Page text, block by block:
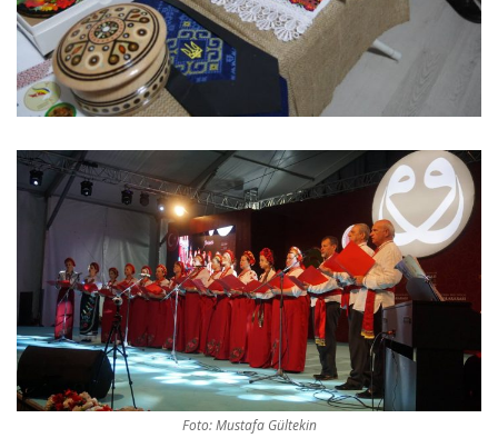
Foto: Mustafa Gültekin